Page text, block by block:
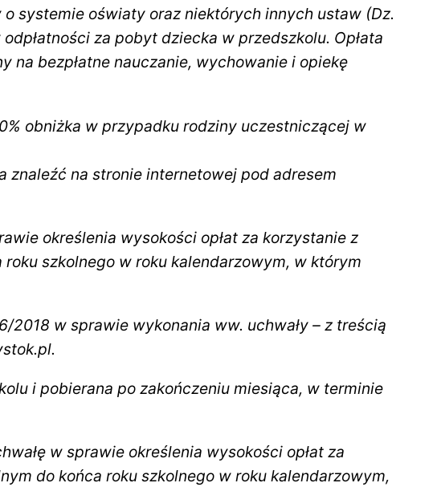
systemie oświaty oraz niektórych innych ustaw (Dz.
za pobyt dziecka w przedszkolu. Opłata
na bezpłatne nauczanie, wychowanie i opiekę
obniżka w przypadku rodziny uczestniczącej w
znaleźć na stronie internetowej pod adresem
określenia wysokości opłat za korzystanie z
szkolnego w roku kalendarzowym, w którym
2018 w sprawie wykonania ww. uchwały – z treścią
i pobierana po zakończeniu miesiąca, w terminie
w sprawie określenia wysokości opłat za
do końca roku szkolnego w roku kalendarzowym,